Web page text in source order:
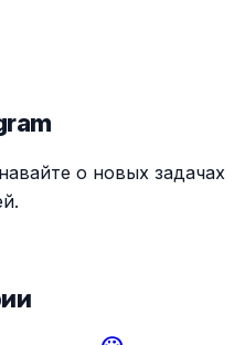
о новых задачах